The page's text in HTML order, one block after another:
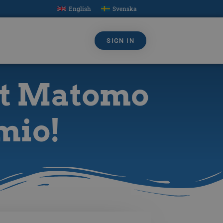
English Svenska
SIGN IN
Matomo